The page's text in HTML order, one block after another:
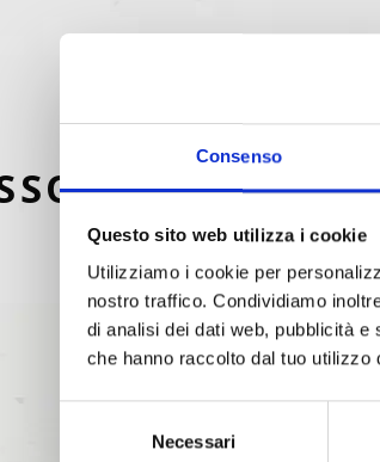
Consenso
Questo sito web utilizza i cookie
Utilizziamo i cookie per
nostro traffico. Condividiamo
di analisi dei dati web, pubblicità
che hanno raccolto dal tuo utilizzo
Necessari